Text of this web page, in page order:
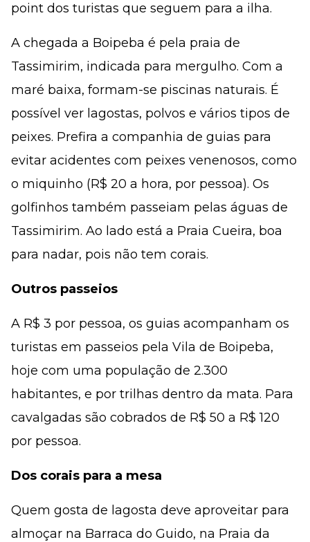
point dos turistas que seguem para a ilha.
A chegada a Boipeba é pela praia de
Tassimirim, indicada para mergulho. Com a
maré baixa, formam-se piscinas naturais. É
possível ver lagostas, polvos e vários tipos de
peixes. Prefira a companhia de guias para
evitar acidentes com peixes venenosos, como
o miquinho (R$ 20 a hora, por pessoa). Os
golfinhos também passeiam pelas águas de
Tassimirim. Ao lado está a Praia Cueira, boa
para nadar, pois não tem corais.
Outros passeios
A R$ 3 por pessoa, os guias acompanham os
turistas em passeios pela Vila de Boipeba,
hoje com uma população de 2.300
habitantes, e por trilhas dentro da mata. Para
cavalgadas são cobrados de R$ 50 a R$ 120
por pessoa.
Dos corais para a mesa
Quem gosta de lagosta deve aproveitar para
almoçar na Barraca do Guido, na Praia da